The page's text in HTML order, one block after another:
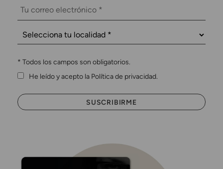
* Todos los campos son obligatorios.
He leído y acepto la Política de privacidad.